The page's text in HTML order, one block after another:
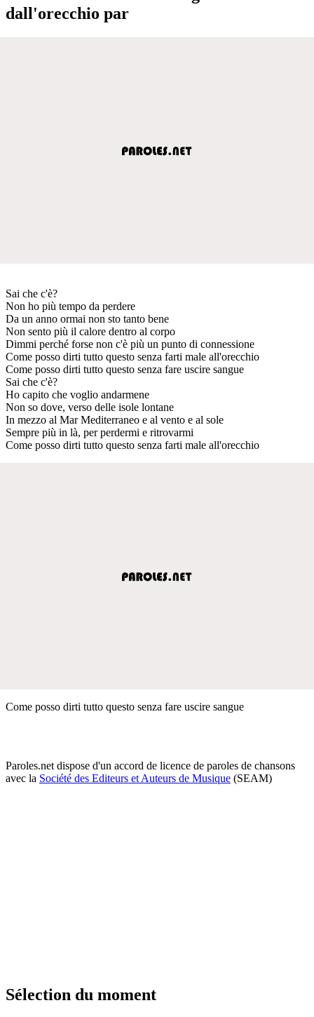
dall'orecchio par
Sai che c'è?
Non ho più tempo da perdere
Da un anno ormai non sto tanto bene
Non sento più il calore dentro al corpo
Dimmi perché forse non c'è più un punto di connessione
Come posso dirti tutto questo senza farti male all'orecchio
Come posso dirti tutto questo senza fare uscire sangue
Sai che c'è?
Ho capito che voglio andarmene
Non so dove, verso delle isole lontane
In mezzo al Mar Mediterraneo e al vento e al sole
Sempre più in là, per perdermi e ritrovarmi
Come posso dirti tutto questo senza farti male all'orecchio
Come posso dirti tutto questo senza fare uscire sangue
Paroles.net dispose d'un accord de licence de paroles de chansons
avec la Société des Editeurs et Auteurs de Musique (SEAM)
Sélection du moment